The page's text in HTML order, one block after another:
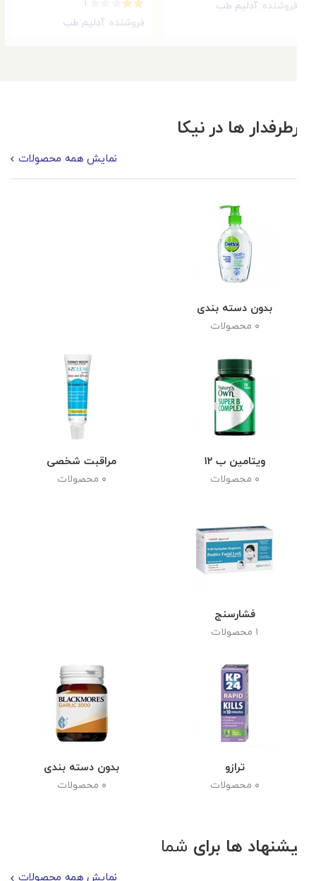
فروشنده:آدلیم طب
امتیاز
۲.۰۰
فروشنده:آدلیم طب
پرطرفدار ها درنیکا
نمایش همه محصولات
بدون دسته بندی
ویتامین ب ۱۲ مراقبت شخصی
فشارسنج
ترازو بدون دسته بندی
پیشنهاد ها برایشما
نمایش همه محصولات